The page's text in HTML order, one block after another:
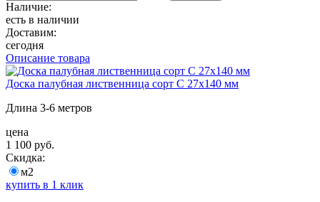
Наличие:
есть в наличии
Доставим:
сегодня
Описание товара
Доска палубная лиственница сорт С 27х140 мм
Длина 3-6 метров
цена
1 100 руб.
Скидка:
м2
купить в 1 клик